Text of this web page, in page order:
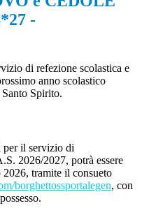
-
di refezione scolastica e
anno scolastico
Spirito.
il servizio di
2026/2027, potrà essere
tramite il consueto
borghettossportalegen, con